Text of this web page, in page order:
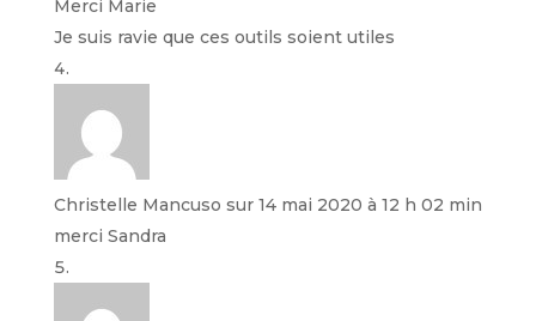
Merci Marie
Je suis ravie que ces outils soient utiles
Christelle Mancuso sur 14 mai 2020 à 12 h 02 min
merci Sandra